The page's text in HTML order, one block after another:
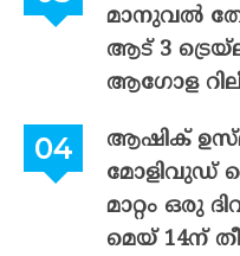
മാനുവൽ
ആട് 3
ആഗോള
ആഷിക്
മോളിവുഡ്
മാറ്റം ഒരു
മെയ് 14ന്